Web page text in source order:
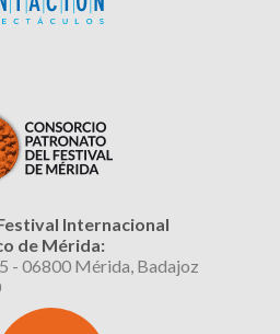
Internacional
de Mérida:
- 06800 Mérida, Badajoz